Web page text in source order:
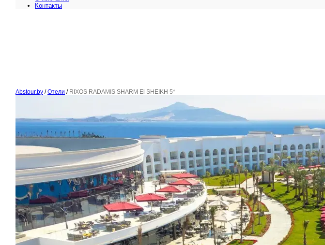
Контакты
Abstour.by / Отели / RIXOS RADAMIS SHARM El SHEIKH 5*